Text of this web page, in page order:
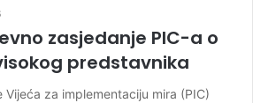
zasjedanje PIC-a o
predstavnika
za implementaciju mira (PIC)